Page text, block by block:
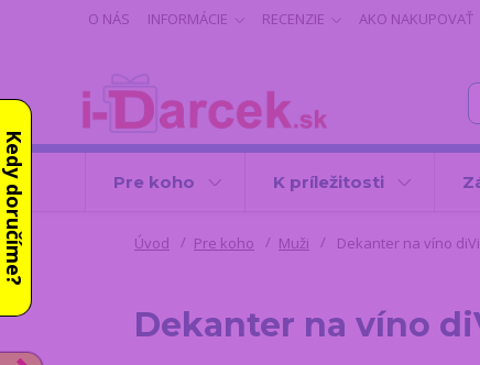
O NÁS INFORMÁCIE RECENZIE AKO NAKUPOVAŤ
Pre koho K príležitosti
Úvod Pre koho Muži Dekanter na víno
Dekanter na víno
Kedy doručíme?